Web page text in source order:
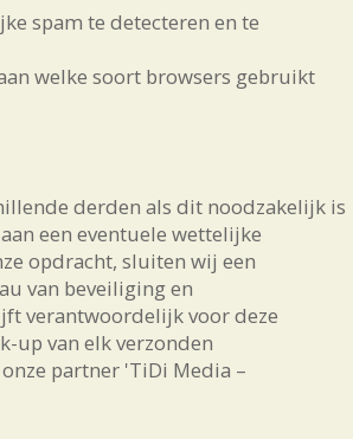
spam te detecteren en te
welke soort browsers gebruikt
derden als dit noodzakelijk is
een eventuele wettelijke
opdracht, sluiten wij een
van beveiliging en
verantwoordelijk voor deze
up van elk verzonden
partner 'TiDi Media –